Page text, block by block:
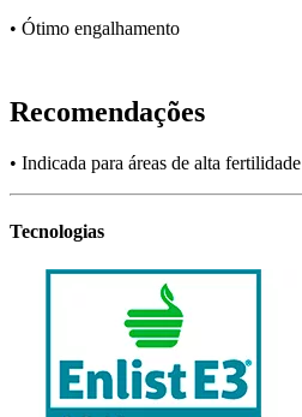
• Ótimo engalhamento
Recomendações
• Indicada para áreas de alta fertilidade
Tecnologias